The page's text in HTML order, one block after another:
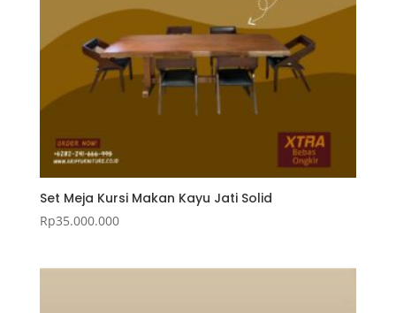
Set Meja Kursi Makan Kayu Jati Solid
Rp35.000.000